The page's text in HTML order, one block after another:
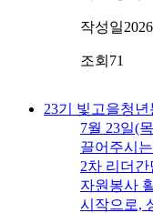
작성일
조회 71
23기 빛고을청
7월 23일(
끌어주시
2차 리더
자원봉사
시작으로,